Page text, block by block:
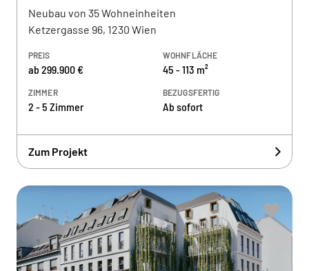
Neubau von 35 Wohneinheiten
Ketzergasse 96, 1230 Wien
PREIS
ab 299.900 €
WOHNFLÄCHE
45 - 113 m²
ZIMMER
2 - 5 Zimmer
BEZUGSFERTIG
Ab sofort
Zum Projekt